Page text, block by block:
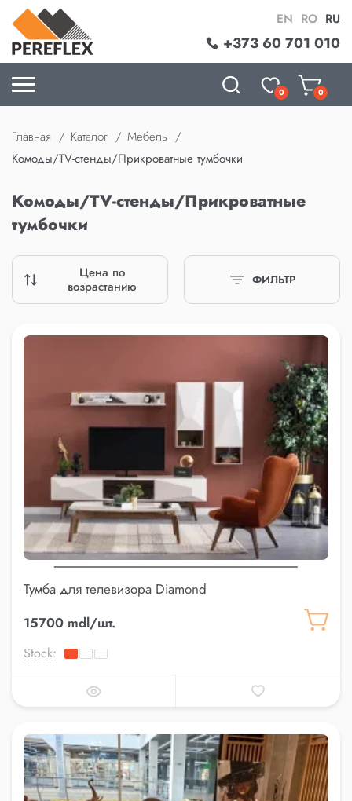
+373 60 701 010
EN RO RU
0 0
Главная Каталог
Мебель
Комоды/TV-стенды/Прикроватные тумбочки
Комоды/TV-стенды/Прикроватные
тумбочки
Цена по
возрастанию
ФИЛЬТР
Тумба для телевизора Diamond
15700 mdl/шт.
Stock: